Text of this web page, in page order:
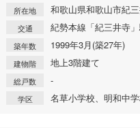
所在地 和歌山県和歌山市紀
交通 紀勢本線「紀三井
築年数 1999年3月(築27年)
建物階 地上3階建て
総戸数 -
学区 名草小学校、明和中